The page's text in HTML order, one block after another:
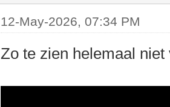
12-May-2026, 07:34 PM
Zo te zien helemaal